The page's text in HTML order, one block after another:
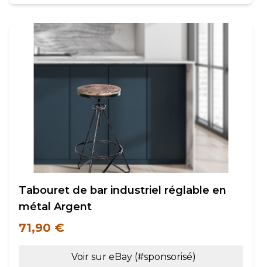
Tabouret de bar industriel réglable en
métal Argent
71,90 €
Voir sur eBay (#sponsorisé)